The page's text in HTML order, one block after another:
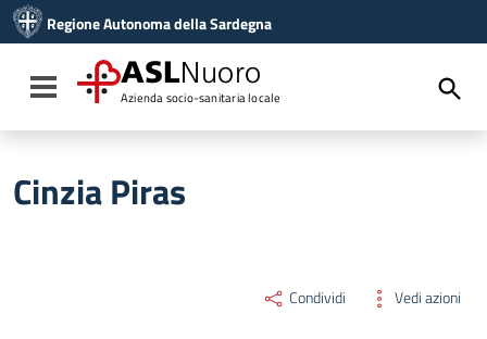
Vai al menu di navigazione
Vai al footer
Regione Autonoma della Sardegna
Toggle navigation
ASLNuoro
Azienda socio-sanitaria locale
Cinzia Piras
Condividi Vedi azioni